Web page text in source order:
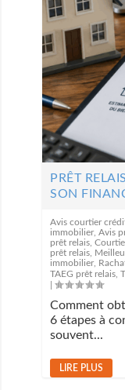
PRÊT
SON
Avis courtier
immobilier ,Avis
prêt relais ,
prêt relais
immobilier
TAEG prêt relais ,
|
Comment
6 étapes à
souvent...
LIRE PLUS